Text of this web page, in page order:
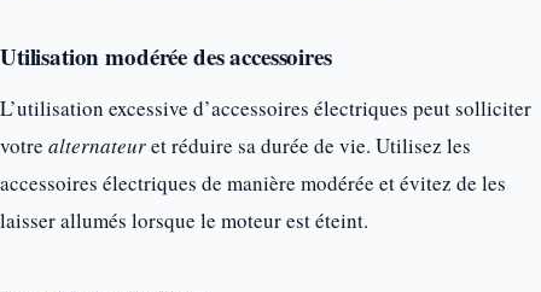
Utilisation modérée des accessoires
L’utilisation excessive d’accessoires électriques peut solliciter
votre alternateuret réduire sa durée de vie. Utilisez les
accessoires électriques de manière modérée et évitez de les
laisser allumés lorsque le moteur est éteint.